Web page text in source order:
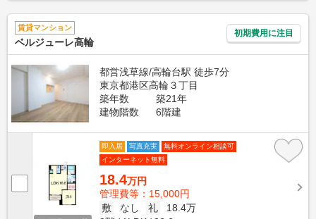
賃貸マンション
ベルジューレ高輪
初期費用に注目
都営浅草線/高輪台駅 徒歩7分
東京都港区高輪３丁目
築年数
築21年
建物階数
6階建
即入居 写真充実
無料オンライン相談可
インターネット無料
18.4万円
管理費等：15,000円
敷
なし 礼
18.4万